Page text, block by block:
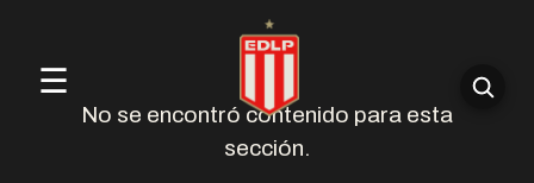
☰
No se encontró contenido para esta
sección.